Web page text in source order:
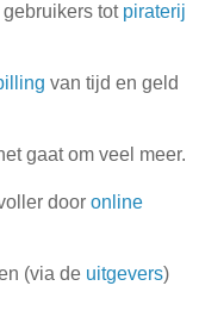
tot piraterij
van tijd en geld
gaat om veel meer.
door online
(via de uitgevers)